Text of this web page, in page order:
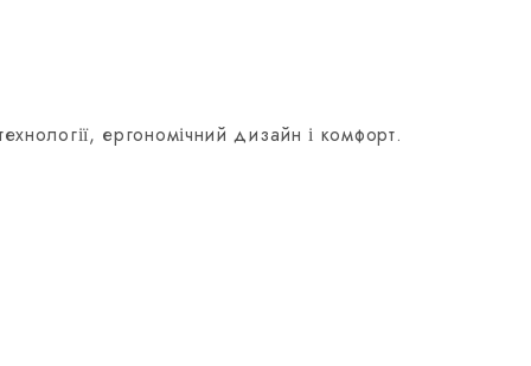
ергономічний дизайн і комфорт.